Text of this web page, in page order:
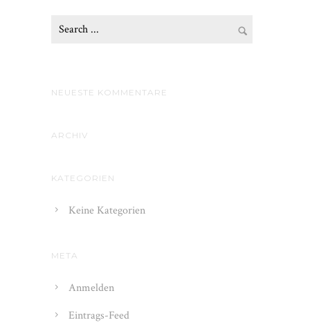
NEUESTE KOMMENTARE
ARCHIV
KATEGORIEN
Keine Kategorien
META
Anmelden
Eintrags-Feed